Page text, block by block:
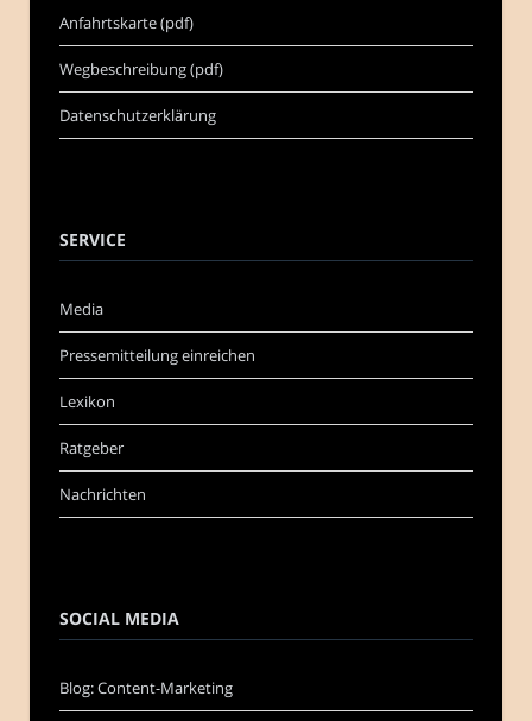
Anfahrtskarte (pdf)
Wegbeschreibung (pdf)
Datenschutzerklärung
SERVICE
Media
Pressemitteilung einreichen
Lexikon
Ratgeber
Nachrichten
SOCIAL MEDIA
Blog: Content-Marketing